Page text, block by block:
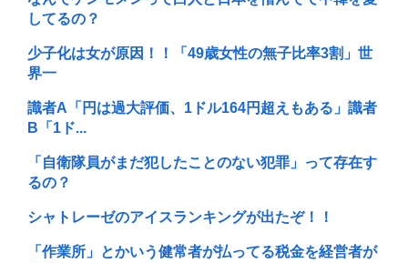
してるの？
少子化は女が原因！！「49歳女性の無子比率3割」世
界一
識者A「円は過大評価、1ドル164円超えもある」識者
B「1ド...
「自衛隊員がまだ犯したことのない犯罪」って存在す
るの？
シャトレーゼのアイスランキングが出たぞ！！
「作業所」とかいう健常者が払ってる税金を経営者が